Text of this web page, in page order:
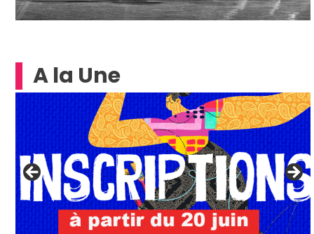
A la Une